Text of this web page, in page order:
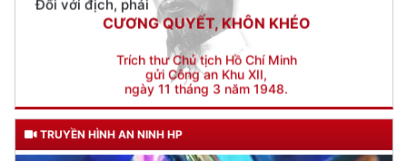
gửi Công an Khu XII,
ngày 11 tháng 3 năm 1948.
TRUYỀN HÌNH AN NINH HP